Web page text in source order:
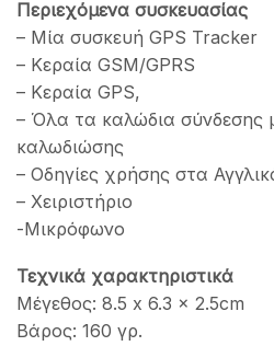
Περιεχόμενα συσκευασίας
– Μία συσκευή GPS Tracker
– Κεραία GSM/GPRS
– Κεραία GPS,
– Όλα τα καλώδια σύνδεσης
καλωδιώσης
– Οδηγίες χρήσης στα
– Χειριστήριο
-Μικρόφωνο
Τεχνικά χαρακτηριστικά
Μέγεθος: 8.5 x 6.3 x 2.5cm
Βάρος: 160 γρ.